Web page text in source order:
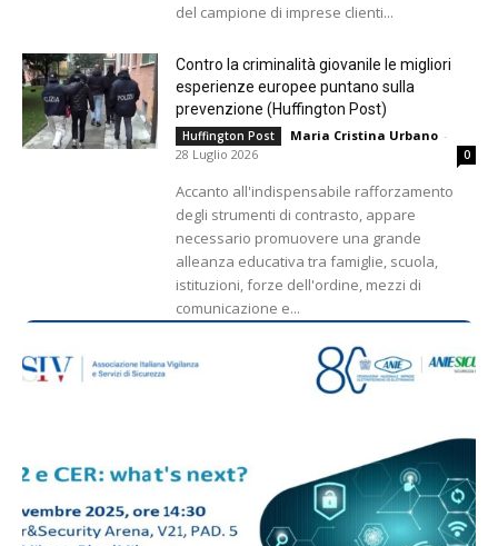
del campione di imprese clienti...
Contro la criminalità giovanile le migliori
esperienze europee puntano sulla
prevenzione (Huffington Post)
Huffington Post Maria Cristina Urbano -
28 Luglio 2026
0
Accanto all'indispensabile rafforzamento
degli strumenti di contrasto, appare
necessario promuovere una grande
alleanza educativa tra famiglie, scuola,
istituzioni, forze dell'ordine, mezzi di
comunicazione e...